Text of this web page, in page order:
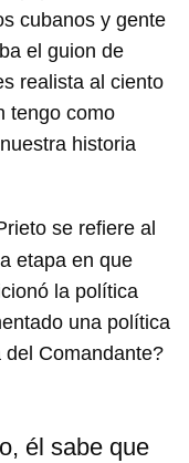
CANCELAR
cubanos y gente
el guion de
realista al ciento
tengo como
historia
se refiere al
etapa en que
la política
una política
Comandante?
él sabe que